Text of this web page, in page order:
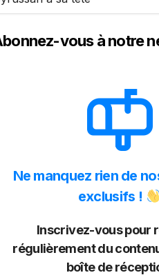
vous à notre
Ne manquez rien de
exclusifs !
Inscrivez-vous pour
régulièrement du
boîte de